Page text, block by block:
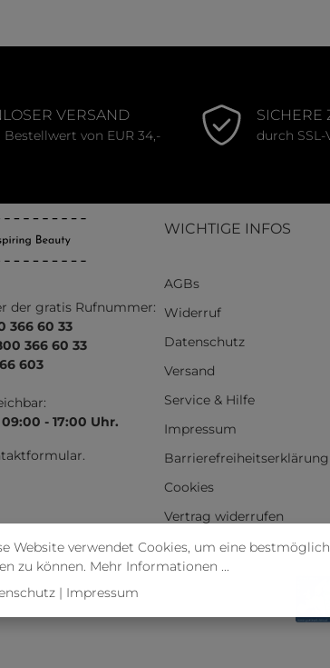
VERSAND
Bestellwert von EUR 34,-
SICHERE
durch SSL-
der gratis Rufnummer:
366 60 33
366 60 33
603
- 17:00 Uhr.
.
WICHTIGE INFOS
AGBs
Widerruf
Datenschutz
Versand
Service & Hilfe
Impressum
Barrierefreiheitserklärung
Cookies
Vertrag widerrufen
Website verwendet Cookies, um eine
zu können. Mehr Informationen ...
| Impressum